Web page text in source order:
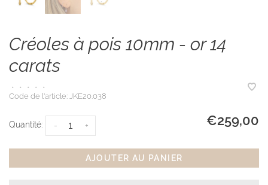
Créoles à pois 10mm - or 14
carats
• • • •
•
Code de l'article: JKE20.038
Quantité: +
- €259,00
AJOUTER AU PANIER